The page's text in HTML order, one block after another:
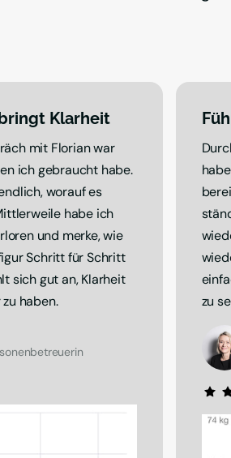
Klarheit
mit Florian war
ich gebraucht habe.
worauf es
habe ich
und merke, wie
Schritt für Schritt
sich gut an, Klarheit
haben.
zu